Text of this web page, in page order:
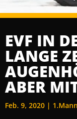
EVF IN
LANGE
ABER
Feb. 9, 2020 |